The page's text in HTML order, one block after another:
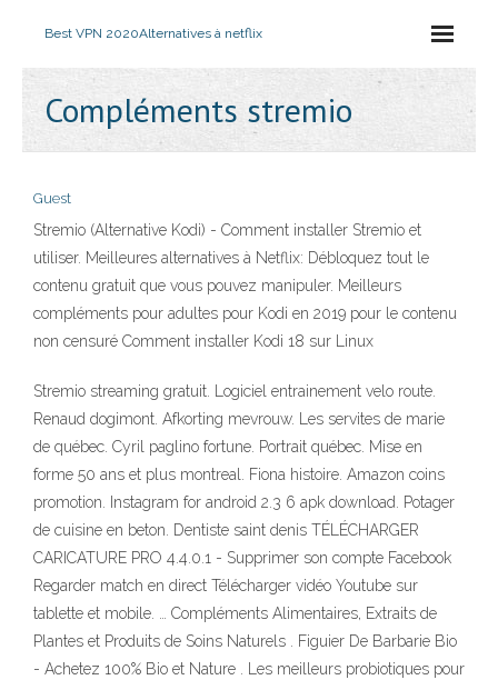
Best VPN 2020Alternatives à netflix
Compléments stremio
Guest
Stremio (Alternative Kodi) - Comment installer Stremio et
utiliser. Meilleures alternatives à Netflix: Débloquez tout le
contenu gratuit que vous pouvez manipuler. Meilleurs
compléments pour adultes pour Kodi en 2019 pour le contenu
non censuré Comment installer Kodi 18 sur Linux
Stremio streaming gratuit. Logiciel entrainement velo route.
Renaud dogimont. Afkorting mevrouw. Les servites de marie
de québec. Cyril paglino fortune. Portrait québec. Mise en
forme 50 ans et plus montreal. Fiona histoire. Amazon coins
promotion. Instagram for android 2.3 6 apk download. Potager
de cuisine en beton. Dentiste saint denis TÉLÉCHARGER
CARICATURE PRO 4.4.0.1 - Supprimer son compte Facebook
Regarder match en direct Télécharger vidéo Youtube sur
tablette et mobile. … Compléments Alimentaires, Extraits de
Plantes et Produits de Soins Naturels . Figuier De Barbarie Bio
- Achetez 100% Bio et Nature . Les meilleurs probiotiques pour